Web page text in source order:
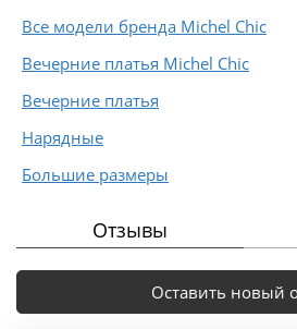
Все модели бренда Michel Chic
Вечерние платья Michel Chic
Вечерние платья
Нарядные
Большие размеры
Отзывы
Оставить новый